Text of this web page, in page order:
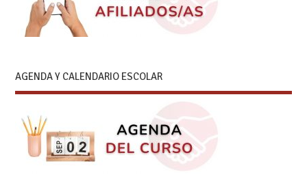
AGENDA Y CALENDARIO ESCOLAR